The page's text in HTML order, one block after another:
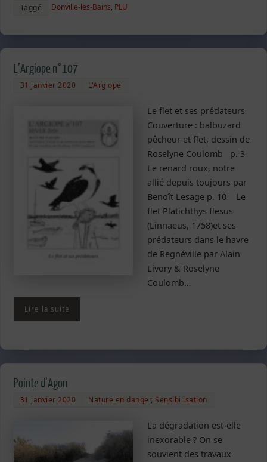
Taggé Donville-les-Bains, PLU
L’Argiope n°107
31 janvier 2020 L'Argiope
Le flet et ses prédateurs
Couverture : balbuzard
pêcheur et flet, dessin de
Roselyne Coulomb p. 3
Le renard roux, notre
allié depuis toujours par
Benoît Lesage p. 10 Le
flet Platichthys flesus
(Linnaeus, 1758)et ses
prédateurs dans le havre
de Regnéville par Alain
Livory & Roselyne
Coulomb…
Lire la suite
Pointe d’Agon
31 janvier 2020 Nature en danger, Sensibilisation
La dégradation est-elle
inexorable ? On se
souvient des travaux